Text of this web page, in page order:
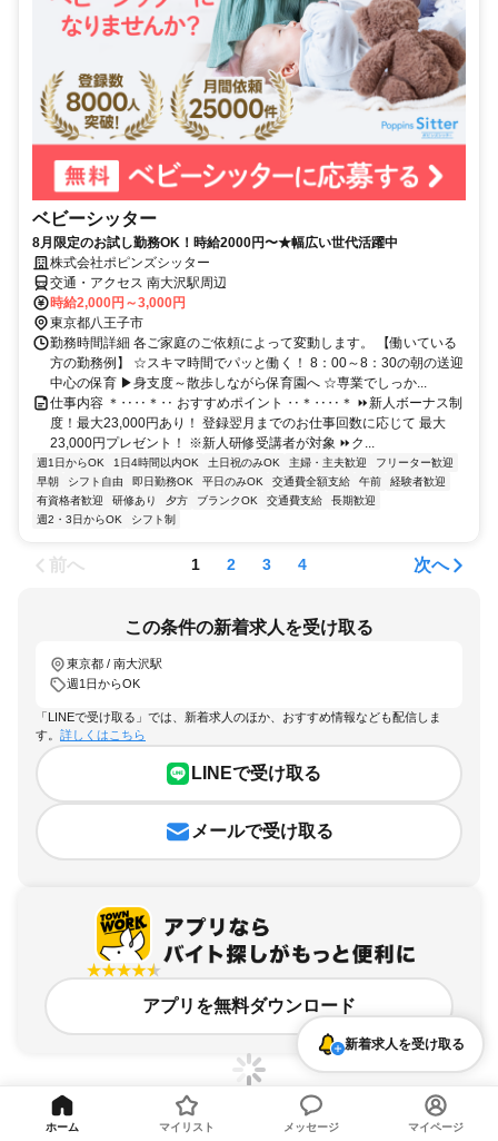
ベビーシッター
8月限定のお試し勤務OK！時給2000円〜★幅広い世代活躍中
株式会社ポピンズシッター
交通・アクセス 南大沢駅周辺
時給2,000円～3,000円
東京都八王子市
勤務時間詳細 各ご家庭のご依頼によって変動します。 【働いている
方の勤務例】 ☆スキマ時間でパッと働く！ 8：00～8：30の朝の送迎
中心の保育 ▶身支度～散歩しながら保育園へ ☆専業でしっか...
仕事内容 ＊‥‥＊‥ おすすめポイント ‥＊‥‥＊ ⏩新人ボーナス制
度！最大23,000円あり！ 登録翌月までのお仕事回数に応じて 最大
23,000円プレゼント！ ※新人研修受講者が対象 ⏩ク...
週1日からOK 1日4時間以内OK 土日祝のみOK 主婦・主夫歓迎
フリーター歓迎
早朝
シフト自由 即日勤務OK 平日のみOK 交通費全額支給 午前
経験者歓迎
有資格者歓迎
研修あり 夕方 ブランクOK 交通費支給
長期歓迎
週2・3日からOK
シフト制
前へ 1 2 3 4 次へ
この条件の新着求人を受け取る
東京都 / 南大沢駅
週1日からOK
「LINEで受け取る」では、新着求人のほか、おすすめ情報なども配信しま
す。 詳しくはこちら
LINEで受け取る
メールで受け取る
アプリを無料ダウンロード
新着求人を受け取る
ホーム マイリスト メッセージ マイページ